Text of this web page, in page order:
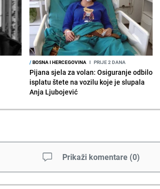
/BOSNA I HERCEGOVINA I PRIJE 2 DANA
Pijana sjela za volan: Osiguranje odbilo
isplatu štete na vozilu koje je slupala
Anja Ljubojević
Prikaži komentare (0)